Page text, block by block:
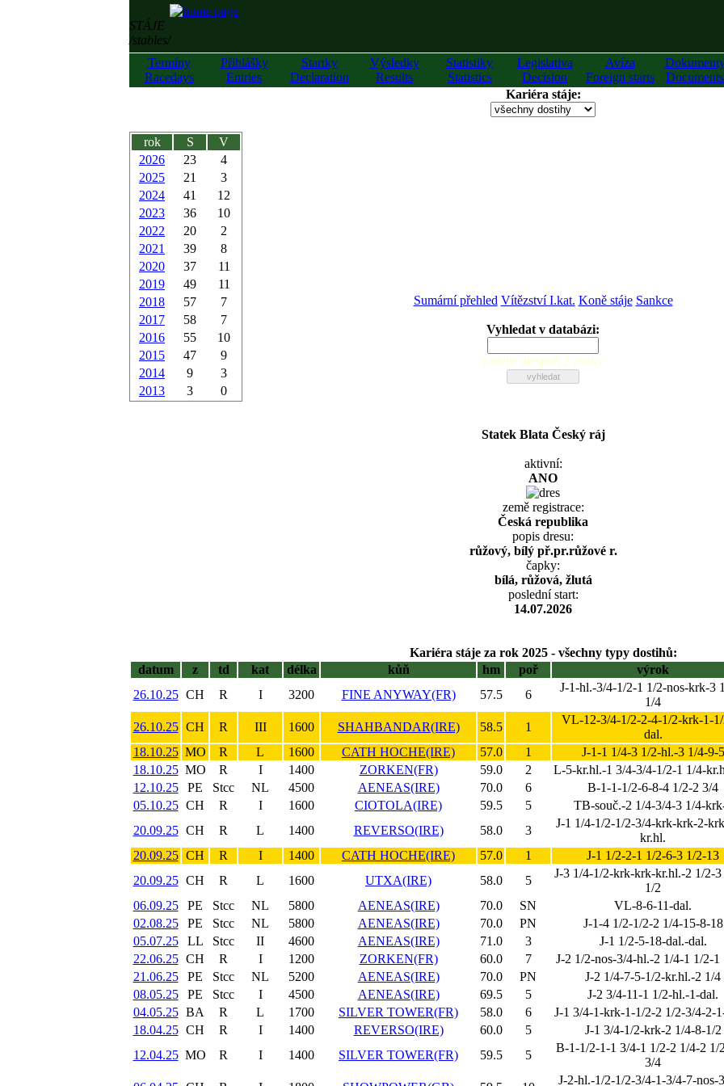
STÁJE
/stables/
Termíny
Racedays
Přihlášky
Entries
Startky
Declaration
Výsledky
Results
Statistiky
Statistics
Legislativa
Decision
Avíza
Foreign starts
Documents
Kariéra stáje:
rok S
V
2026
23
4
2025
21
3
2024
41
12
2023
36
10
2022
20
2
2021
39
8
2020
37
11
2019
49
11
2018
57
7
2017
58
7
2016
55
10
2015
47
9
2014
9
3
2013
3 0
Sumární přehled Vítězství I.kat. Koně stáje Sankce
Vyhledat v databázi:
zadejte alespoň 2 znaky
Statek Blata Český ráj
aktivní:
ANO
země registrace:
Česká republika
popis dresu:
růžový, bílý př.pr.růžové r.
čapky:
bílá, růžová, žlutá
poslední start:
14.07.2026
Kariéra stáje za rok 2025 - všechny typy dostihů:
datum
z td kat délka kůň hm poř výrok
26.10.25 CH R I 3200 FINE ANYWAY(FR) 57.5 6
J-1-hl.-3/4-1/2-1 1/2-nos-krk-3
1/4
26.10.25 CH R III 1600 SHAHBANDAR(IRE) 58.5 1
VL-12-3/4-1/2-2-4-1/2-krk-1-
dal.
18.10.25 MO R L 1600 CATH HOCHE(IRE) 57.0 1 J-1-1 1/4-3 1/2-hl.-3 1/4-9-5
18.10.25 MO R I 1400 ZORKEN(FR) 59.0 2 L-5-kr.hl.-1 3/4-3/4-1/2-1 1/4-
12.10.25
PE Stcc NL 4500 AENEAS(IRE) 70.0 6 B-1-1-1/2-6-8-4 1/2-2 3/4
05.10.25 CH R I 1600 CIOTOLA(IRE) 59.5 5 TB-souč.-2 1/4-3/4-3 1/4-
20.09.25 CH R L 1400 REVERSO(IRE) 58.0 3
J-1 1/4-1/2-1/2-3/4-krk-krk-2-
kr.hl.
20.09.25 CH R I 1400 CATH HOCHE(IRE) 57.0 1 J-1 1/2-2-1 1/2-6-3 1/2-13
20.09.25 CH R L 1600 UTXA(IRE) 58.0 5
J-3 1/4-1/2-krk-krk-kr.hl.-2 1/2-3
1/2
06.09.25
PE Stcc NL 5800 AENEAS(IRE) 70.0 SN VL-8-6-11-dal.
02.08.25
PE Stcc NL 5800 AENEAS(IRE) 70.0 PN J-1-4 1/2-1/2-2 1/4-15-8-18
05.07.25
LL Stcc II 4600 AENEAS(IRE) 71.0 3 J-1 1/2-5-18-dal.-dal.
22.06.25 CH R I 1200 ZORKEN(FR) 60.0 7 J-2 1/2-nos-3/4-hl.-2 1/4-1 1/2-1
21.06.25
PE Stcc NL 5200 AENEAS(IRE) 70.0 PN J-2 1/4-7-5-1/2-kr.hl.-2 1/4
08.05.25
PE Stcc I 4500 AENEAS(IRE) 69.5 5 J-2 3/4-11-1 1/2-hl.-1-dal.
04.05.25 BA R L 1700 SILVER TOWER(FR) 58.0 6 J-1 3/4-1-krk-1-1/2-2 1/2-3/4-2-
18.04.25 CH R I 1400 REVERSO(IRE) 60.0 5 J-1 3/4-1/2-krk-2 1/4-8-1/2
12.04.25 MO R I 1400 SILVER TOWER(FR) 59.5 5
B-1-1/2-1-1 3/4-1 1/2-2 1/4-2 1/
3/4
J-2-hl.-1/2-1/2-3/4-1-3/4-7-nos-